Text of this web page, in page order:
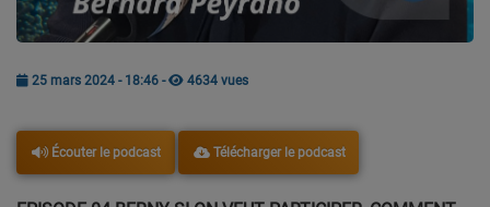
HIGH-TECH
SPORT
SANTÉ
25 mars 2024 - 18:46 - 4634 vues
Écouter le podcast Télécharger le podcast